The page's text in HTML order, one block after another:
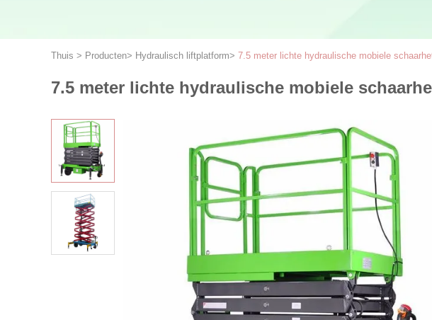
Thuis > Producten> Hydraulisch liftplatform> 7.5 meter lichte hydraulische mobiele
7.5 meter lichte hydraulische mobiele